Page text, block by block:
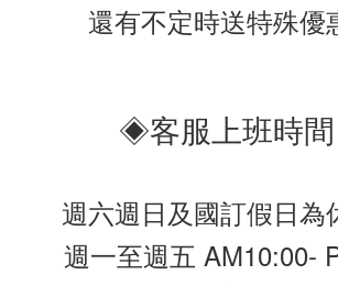
還有不定時送特殊優
◈客服上班時
週六週日及國訂假日為
週一至週五 AM10:00-